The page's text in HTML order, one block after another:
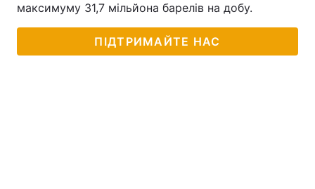
максимуму 31,7 мільйона барелів на добу.
ПІДТРИМАЙТЕ НАС